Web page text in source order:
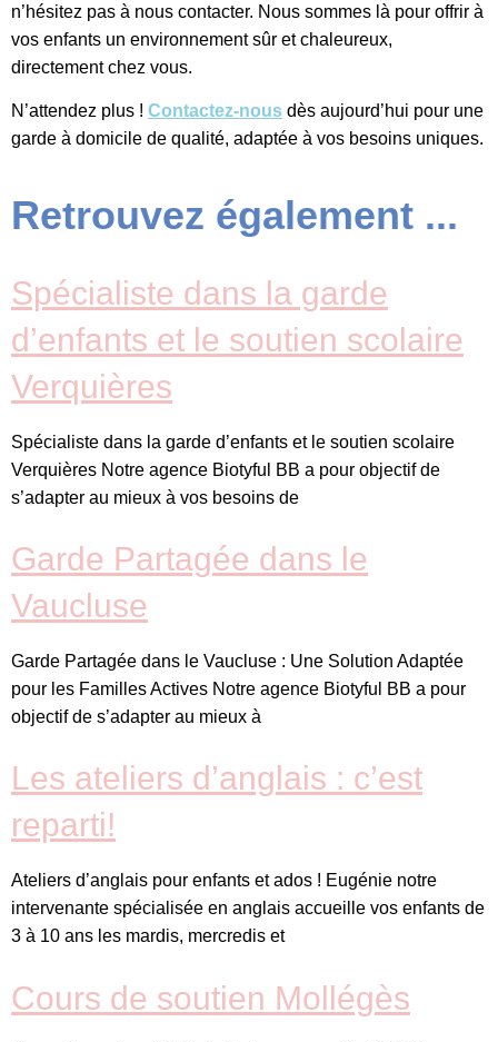
n’hésitez pas à nous contacter. Nous sommes là pour offrir à
vos enfants un environnement sûr et chaleureux,
directement chez vous.
N’attendez plus ! Contactez-nous dès aujourd’hui pour une
garde à domicile de qualité, adaptée à vos besoins uniques.
Retrouvez également ...
Spécialiste dans la garde
d’enfants et le soutien scolaire
Verquières
Spécialiste dans la garde d’enfants et le soutien scolaire
Verquières Notre agence Biotyful BB a pour objectif de
s’adapter au mieux à vos besoins de
Garde Partagée dans le
Vaucluse
Garde Partagée dans le Vaucluse : Une Solution Adaptée
pour les Familles Actives Notre agence Biotyful BB a pour
objectif de s’adapter au mieux à
Les ateliers d’anglais : c’est
reparti!
Ateliers d’anglais pour enfants et ados ! Eugénie notre
intervenante spécialisée en anglais accueille vos enfants de
3 à 10 ans les mardis, mercredis et
Cours de soutien Mollégès